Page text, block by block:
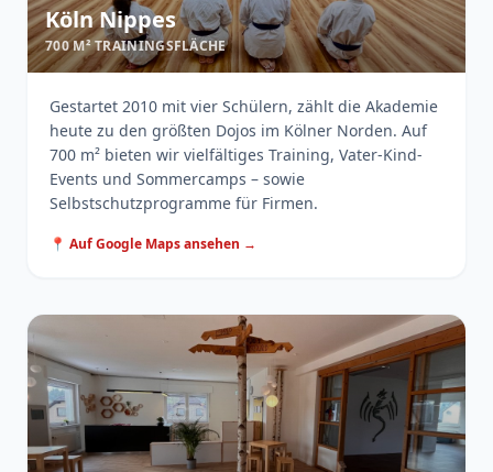
Köln Nippes
700 M² TRAININGSFLÄCHE
Gestartet 2010 mit vier Schülern, zählt die Akademie
heute zu den größten Dojos im Kölner Norden. Auf
700 m² bieten wir vielfältiges Training, Vater-Kind-
Events und Sommercamps – sowie
Selbstschutzprogramme für Firmen.
📍 Auf Google Maps ansehen →